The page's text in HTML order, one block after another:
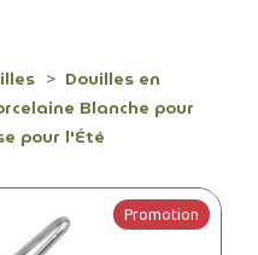
Douilles en
Blanche pour
pour l'Été
Promotion